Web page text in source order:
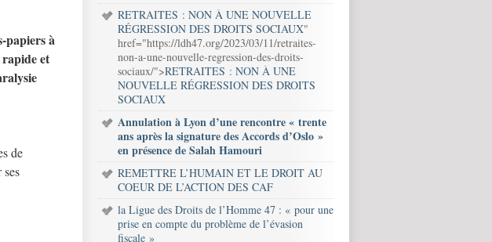
papiers à
et
de
RETRAITES : NON À UNE NOUVELLE
RÉGRESSION DES DROITS SOCIAUX"
href="https://ldh47.org/2023/03/11/retraites-
non-a-une-nouvelle-regression-des-droits-
sociaux/">RETRAITES : NON À UNE
NOUVELLE RÉGRESSION DES DROITS
SOCIAUX
Annulation à Lyon d’une rencontre « trente
ans après la signature des Accords d’Oslo »
en présence de Salah Hamouri
REMETTRE L’HUMAIN ET LE DROIT AU
COEUR DE L’ACTION DES CAF
la Ligue des Droits de l’Homme 47 : « pour une
prise en compte du problème de l’évasion
fiscale »